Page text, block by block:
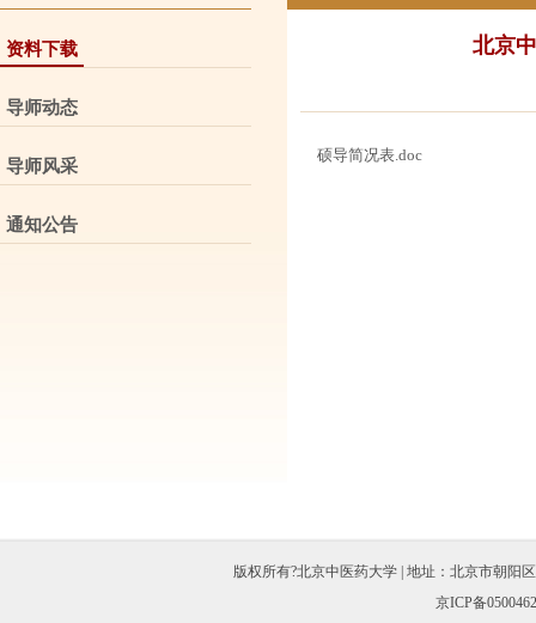
资料下载
导师动态
导师风采
通知公告
北京
硕导简况表.doc
版权所有?北京中医药大学 | 地址：北京市朝阳
京ICP备